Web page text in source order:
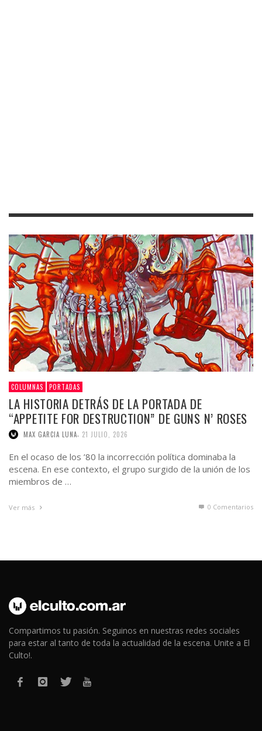
COLUMNAS PORTADAS
LA HISTORIA DETRÁS DE LA PORTADA DE
“APPETITE FOR DESTRUCTION” DE GUNS N’ ROSES
MAX GARCIA LUNA 21 JULIO, 2026
En el ocaso de los ’80 la incorrección política dominaba la
escena. En ese contexto, el grupo surgido de la unión de los
miembros de …
Ver más 0 Comentarios
Compartimos tu pasión. Seguinos en nuestras redes sociales
para estar al tanto de toda la actualidad de la escena. Unite a El
Culto!.